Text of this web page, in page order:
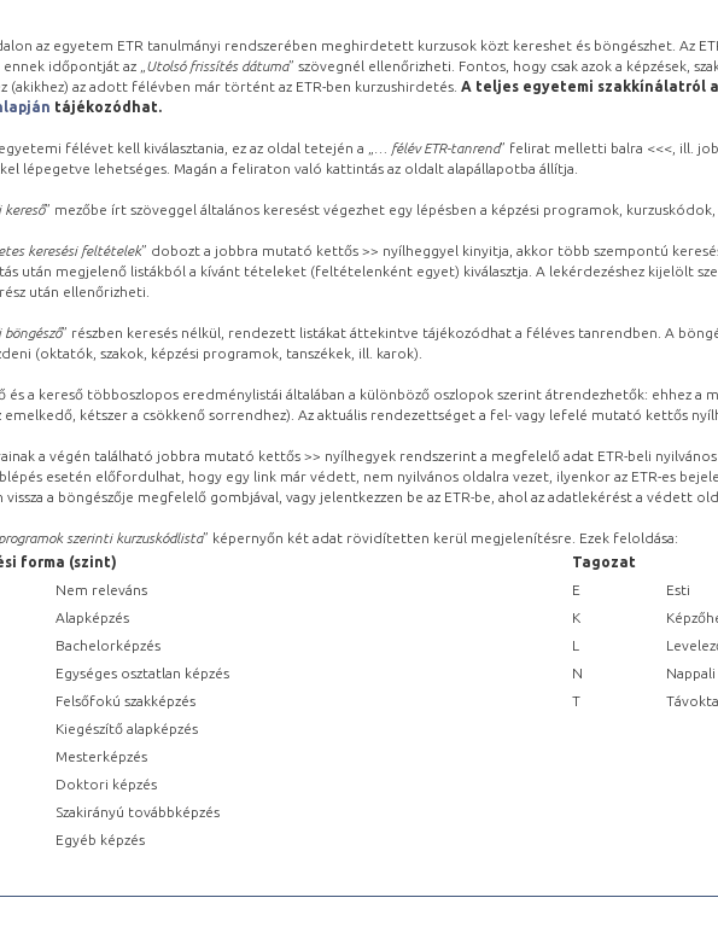
az egyetem ETR tanulmányi rendszerében meghirdetett kurzusok közt kereshet és böngészhet. Az
időpontját az „ Utolsó frissítés dátuma” szövegnél ellenőrizheti. Fontos, hogy csak azok a képzések,
(akikhez) az adott félévben már történt az ETR-ben kurzushirdetés. A teljes egyetemi szakkínálatról a
tájékozódhat.
félévet kell kiválasztania, ez az oldal tetején a „ … félév ETR-tanrend” felirat melletti balra <<<, ill.
lépegetve lehetséges. Magán a feliraton való kattintás az oldalt alapállapotba állítja.
kereső” mezőbe írt szöveggel általános keresést végezhet egy lépésben a képzési programok,
keresési feltételek” dobozt a jobbra mutató kettős >> nyílheggyel kinyitja, akkor több szempontú
után megjelenő listákból a kívánt tételeket (feltételenként egyet) kiválasztja. A lekérdezéshez kijelölt
után ellenőrizheti.
böngésző” részben keresés nélkül, rendezett listákat áttekintve tájékozódhat a féléves tanrendben. A
(oktatók, szakok, képzési programok, tanszékek, ill. karok).
és a kereső többoszlopos eredménylistái általában a különböző oszlopok szerint átrendezhetők: ehhez a
emelkedő, kétszer a csökkenő sorrendhez). Az aktuális rendezettséget a fel- vagy lefelé mutató kettős
a végén található jobbra mutató kettős >> nyílhegyek rendszerint a megfelelő adat ETR-beli
esetén előfordulhat, hogy egy link már védett, nem nyilvános oldalra vezet, ilyenkor az ETR-es
vissza a böngészője megfelelő gombjával, vagy jelentkezzen be az ETR-be, ahol az adatlekérést a védett
szerinti kurzuskódlista” képernyőn két adat rövidítetten kerül megjelenítésre. Ezek feloldása:
forma (szint)
Tagozat
Nem releváns E
Esti
Alapképzés K
Bachelorképzés L
Egységes osztatlan képzés N
Nappali
Felsőfokú szakképzés T
Kiegészítő alapképzés
Mesterképzés
Doktori képzés
Szakirányú továbbképzés
Egyéb képzés